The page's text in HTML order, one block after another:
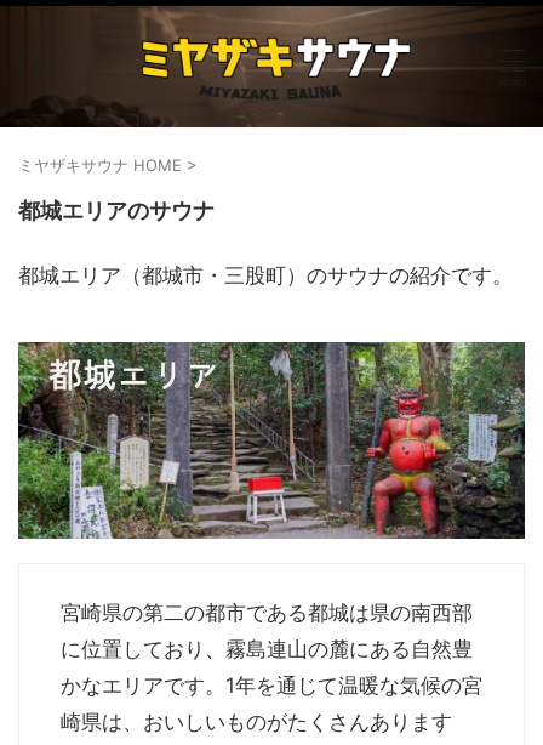
ミヤザキサウナ HOME >
都城エリアのサウナ
都城エリア（都城市・三股町）のサウナの紹介です。
宮崎県の第二の都市である都城は県の南西部
に位置しており、霧島連山の麓にある自然豊
かなエリアです。1年を通じて温暖な気候の宮
崎県は、おいしいものがたくさんあります